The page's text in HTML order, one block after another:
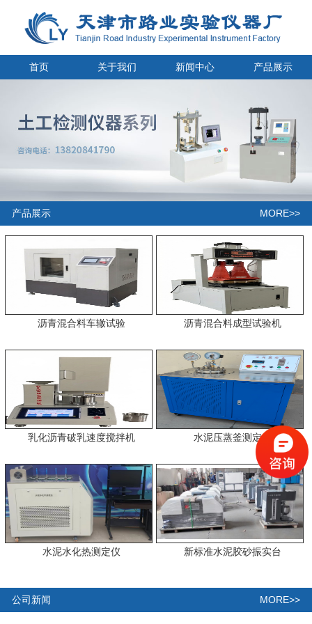
首页 关于我们 新闻中心 产品展示
产品展示 MORE>>
沥青混合料车辙试验 沥青混合料成型试验机
乳化沥青破乳速度搅拌机 水泥压蒸釜测定仪
水泥水化热测定仪 新标准水泥胶砂振实台
公司新闻 MORE>>